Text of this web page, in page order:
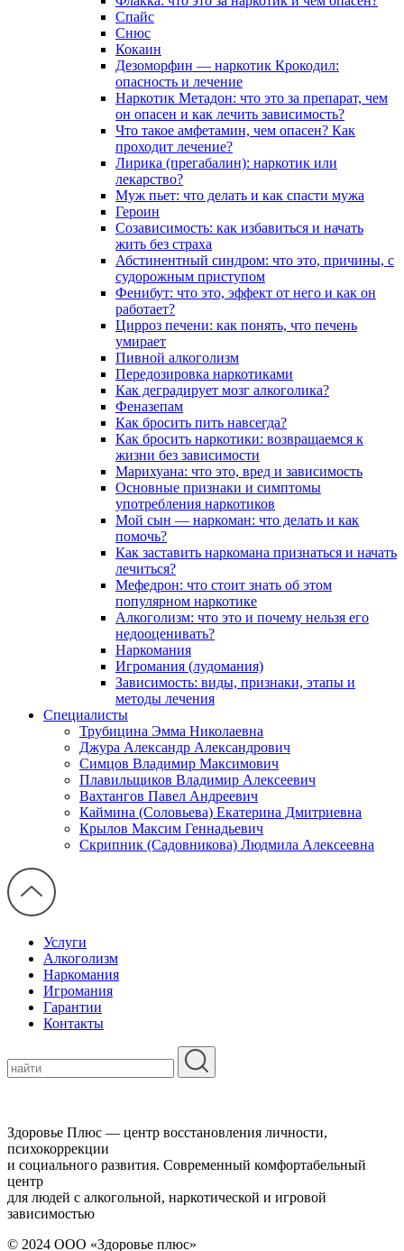
Спайс
Снюс
Кокаин
Дезоморфин — наркотик Крокодил:
опасность и лечение
Наркотик Метадон: что это за препарат, чем
он опасен и как лечить зависимость?
Что такое амфетамин, чем опасен? Как
проходит лечение?
Лирика (прегабалин): наркотик или
лекарство?
Муж пьет: что делать и как спасти мужа
Героин
Созависимость: как избавиться и начать
жить без страха
Абстинентный синдром: что это, причины, с
судорожным приступом
Фенибут: что это, эффект от него и как он
работает?
Цирроз печени: как понять, что печень
умирает
Пивной алкоголизм
Передозировка наркотиками
Как деградирует мозг алкоголика?
Феназепам
Как бросить пить навсегда?
Как бросить наркотики: возвращаемся к
жизни без зависимости
Марихуана: что это, вред и зависимость
Основные признаки и симптомы
употребления наркотиков
Мой сын — наркоман: что делать и как
помочь?
Как заставить наркомана признаться и начать
лечиться?
Мефедрон: что стоит знать об этом
популярном наркотике
Алкоголизм: что это и почему нельзя его
недооценивать?
Наркомания
Игромания (лудомания)
Зависимость: виды, признаки, этапы и
методы лечения
Специалисты
Трубицина Эмма Николаевна
Джура Александр Александрович
Симцов Владимир Максимович
Плавильщиков Владимир Алексеевич
Вахтангов Павел Андреевич
Каймина (Соловьева) Екатерина Дмитриевна
Крылов Максим Геннадьевич
Скрипник (Садовникова) Людмила Алексеевна
Услуги
Алкоголизм
Наркомания
Игромания
Гарантии
Контакты
Здоровье Плюс — центр восстановления личности,
психокоррекции
и социального развития. Современный комфортабельный
центр
для людей с алкогольной, наркотической и игровой
зависимостью
© 2024 ООО «Здоровье плюс»